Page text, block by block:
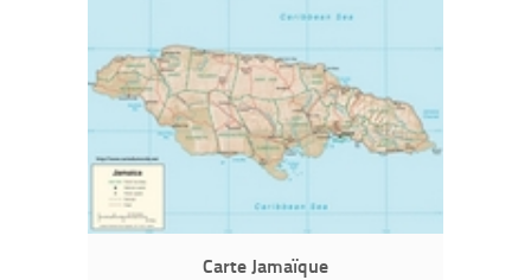
Carte Jamaïque